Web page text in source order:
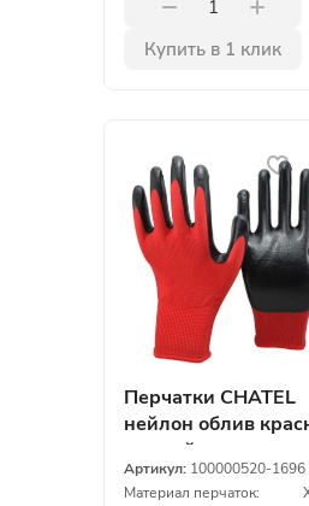
Купить в 1 клик
Перчатки CHATEL
нейлон облив
черный
Артикул: 100000520-1696
Материал перчаток: